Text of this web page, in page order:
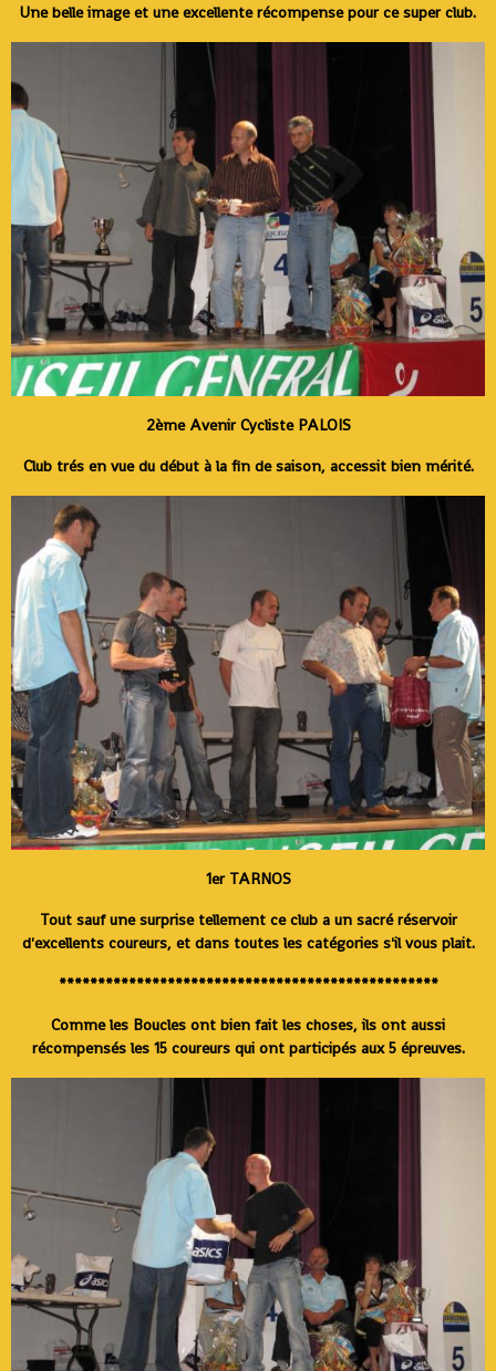
Une belle image et une excellente récompense pour ce super club.
2ème Avenir Cycliste PALOIS
Club trés en vue du début à la fin de saison, accessit bien mérité.
1er TARNOS
Tout sauf une surprise tellement ce club a un sacré réservoir
d'excellents coureurs, et dans toutes les catégories s'il vous plait.
*************************************************
Comme les Boucles ont bien fait les choses, ils ont aussi
récompensés les 15 coureurs qui ont participés aux 5 épreuves.